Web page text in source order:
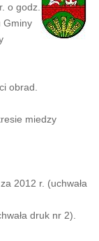
o godz.
Gminy
obrad.
miedzy
2012 r. (uchwała
druk nr 2).